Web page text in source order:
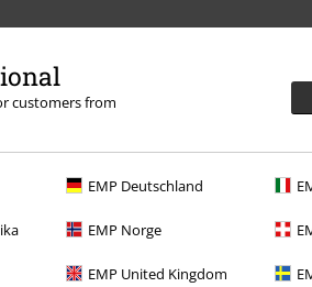
customers from
EMP Deutschland
EMP Norge
EMP United Kingdom